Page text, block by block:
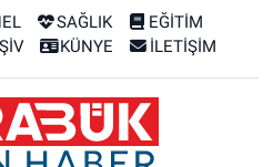
SAĞLIK
EĞİTİM
KÜNYE İLETİŞİM